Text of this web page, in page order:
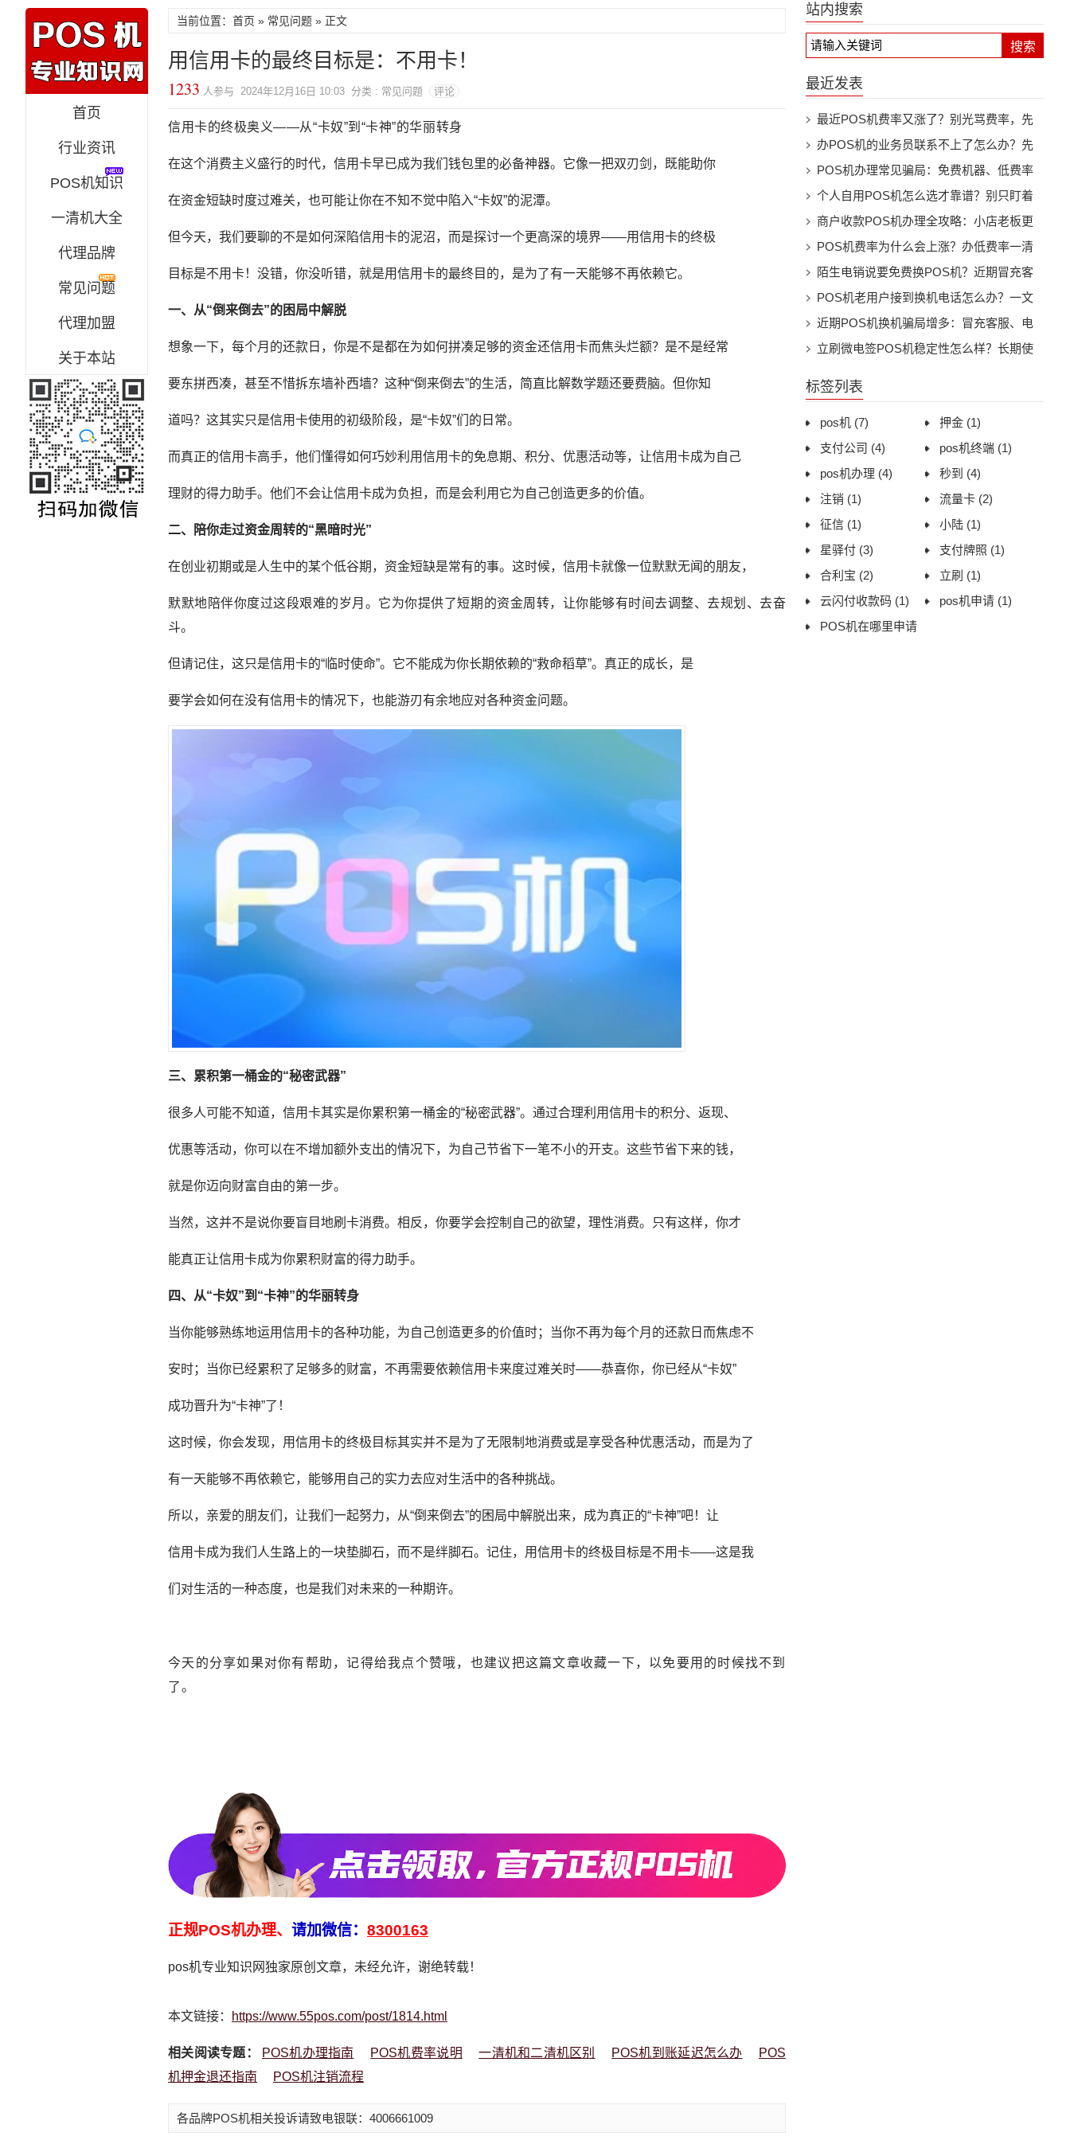
首页
行业资讯
POS机知识
一清机大全
代理品牌
常见问题
代理加盟
关于本站
当前位置： 首页 » 常见问题 » 正文
用信用卡的最终目标是：不用卡！
1233 人参与 2024年12月16日 10:03 分类 : 常见问题 评论
信用卡的终极奥义——从“卡奴”到“卡神”的华丽转身
在这个消费主义盛行的时代，信用卡早已成为我们钱包里的必备神器。它像一把双刃剑，既能助你
在资金短缺时度过难关，也可能让你在不知不觉中陷入“卡奴”的泥潭。
但今天，我们要聊的不是如何深陷信用卡的泥沼，而是探讨一个更高深的境界——用信用卡的终极
目标是不用卡！没错，你没听错，就是用信用卡的最终目的，是为了有一天能够不再依赖它。
一、从“倒来倒去”的困局中解脱
想象一下，每个月的还款日，你是不是都在为如何拼凑足够的资金还信用卡而焦头烂额？是不是经常
要东拼西凑，甚至不惜拆东墙补西墙？这种“倒来倒去”的生活，简直比解数学题还要费脑。但你知
道吗？这其实只是信用卡使用的初级阶段，是“卡奴”们的日常。
而真正的信用卡高手，他们懂得如何巧妙利用信用卡的免息期、积分、优惠活动等，让信用卡成为自己
理财的得力助手。他们不会让信用卡成为负担，而是会利用它为自己创造更多的价值。
二、陪你走过资金周转的“黑暗时光”
在创业初期或是人生中的某个低谷期，资金短缺是常有的事。这时候，信用卡就像一位默默无闻的朋友，
默默地陪伴你度过这段艰难的岁月。它为你提供了短期的资金周转，让你能够有时间去调整、去规划、去奋
斗。
但请记住，这只是信用卡的“临时使命”。它不能成为你长期依赖的“救命稻草”。真正的成长，是
要学会如何在没有信用卡的情况下，也能游刃有余地应对各种资金问题。
三、累积第一桶金的“秘密武器”
很多人可能不知道，信用卡其实是你累积第一桶金的“秘密武器”。通过合理利用信用卡的积分、返现、
优惠等活动，你可以在不增加额外支出的情况下，为自己节省下一笔不小的开支。这些节省下来的钱，
就是你迈向财富自由的第一步。
当然，这并不是说你要盲目地刷卡消费。相反，你要学会控制自己的欲望，理性消费。只有这样，你才
能真正让信用卡成为你累积财富的得力助手。
四、从“卡奴”到“卡神”的华丽转身
当你能够熟练地运用信用卡的各种功能，为自己创造更多的价值时；当你不再为每个月的还款日而焦虑不
安时；当你已经累积了足够多的财富，不再需要依赖信用卡来度过难关时——恭喜你，你已经从“卡奴”
成功晋升为“卡神”了！
这时候，你会发现，用信用卡的终极目标其实并不是为了无限制地消费或是享受各种优惠活动，而是为了
有一天能够不再依赖它，能够用自己的实力去应对生活中的各种挑战。
所以，亲爱的朋友们，让我们一起努力，从“倒来倒去”的困局中解脱出来，成为真正的“卡神”吧！让
信用卡成为我们人生路上的一块垫脚石，而不是绊脚石。记住，用信用卡的终极目标是不用卡——这是我
们对生活的一种态度，也是我们对未来的一种期许。
今天的分享如果对你有帮助，记得给我点个赞哦，也建议把这篇文章收藏一下，以免要用的时候找不到
了。
正规POS机办理、 请加微信： 8300163
pos机专业知识网独家原创文章，未经允许，谢绝转载！
本文链接： https://www.55pos.com/post/1814.html
相关阅读专题： POS机办理指南 POS机费率说明 一清机和二清机区别 POS机到账延迟怎么办
POS
机押金退还指南
POS机注销流程
各品牌POS机相关投诉请致电银联：4006661009
站内搜索
搜索
最近发表
最近POS机费率又涨了？别光骂费率，先
看机器还能不能继续用
办POS机的业务员联系不上了怎么办？先
别慌，按这几步处理
POS机办理常见骗局：免费机器、低费率
和押金套路别踩坑
个人自用POS机怎么选才靠谱？别只盯着
费率看
商户收款POS机办理全攻略：小店老板更
该注意这些细节
POS机费率为什么会上涨？办低费率一清
机前先看懂这些事
陌生电销说要免费换POS机？近期冒充客
服换机骗局提醒
POS机老用户接到换机电话怎么办？一文
看懂防骗要点
近期POS机换机骗局增多：冒充客服、电
销升级、押金陷阱都要警惕
立刷微电签POS机稳定性怎么样？长期使
标签列表
pos机 (7) 押金 (1)
支付公司 (4) pos机终端 (1)
pos机办理 (4) 秒到 (4)
注销 (1) 流量卡 (2)
征信 (1) 小陆 (1)
星驿付 (3) 支付牌照 (1)
合利宝 (2) 立刷 (1)
云闪付收款码 (1) pos机申请 (1)
POS机在哪里申请